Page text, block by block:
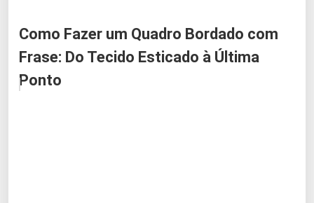
Como Fazer um Quadro Bordado com
Frase: Do Tecido Esticado à Última
Ponto